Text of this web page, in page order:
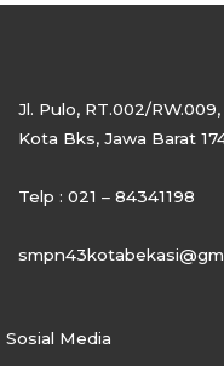
Jl. Pulo, RT.002/
Kota Bks, Jawa Barat
Telp : 021 – 84341198
Sosial Media